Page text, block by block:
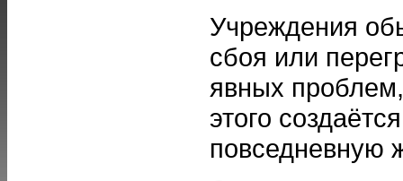
Учреждения
сбоя или
явных
этого
повседневную